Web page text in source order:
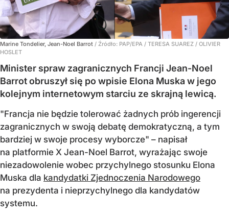
Marine Tondelier, Jean-Noel Barrot / Źródło: PAP/EPA / TERESA SUAREZ / OLIVIER
HOSLET
Minister spraw zagranicznych Francji Jean-Noel
Barrot obruszył się po wpisie Elona Muska w jego
kolejnym internetowym starciu ze skrajną lewicą.
"Francja nie będzie tolerować żadnych prób ingerencji
zagranicznych w swoją debatę demokratyczną, a tym
bardziej w swoje procesy wyborcze" – napisał
na platformie X Jean-Noel Barrot, wyrażając swoje
niezadowolenie wobec przychylnego stosunku Elona
Muska dla kandydatki Zjednoczenia Narodowego
na prezydenta i nieprzychylnego dla kandydatów
systemu.